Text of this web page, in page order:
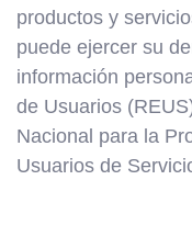
productos y
puede ejercer su
información
de Usuarios
Nacional para la
Usuarios de